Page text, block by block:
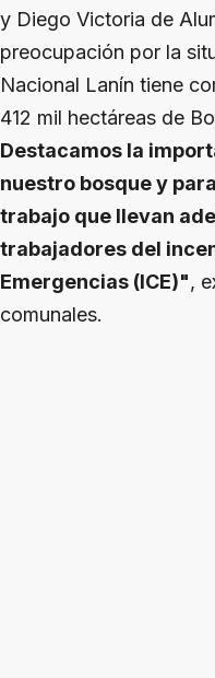
y Diego Victoria de
preocupación por la
Nacional Lanín tiene
412 mil hectáreas de
Destacamos la
nuestro bosque y
trabajo que llevan
trabajadores del
Emergencias (ICE)",
comunales.